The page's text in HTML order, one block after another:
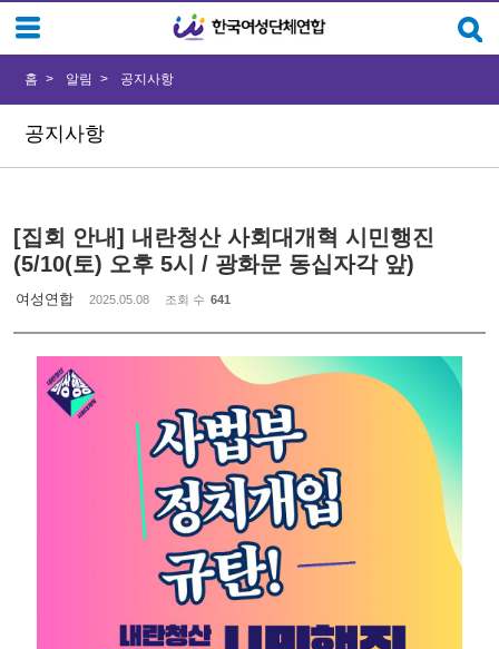
공지사항
홈 알림 공지사항
[집회 안내] 내란청산 사회대개혁 시민행진
(5/10(토) 오후 5시 / 광화문 동십자각 앞)
여성연합 2025.05.08 조회 수 641